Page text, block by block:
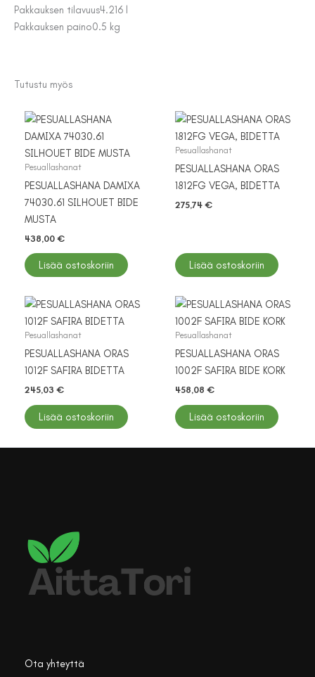
Pakkauksen tilavuus4.216 l
Pakkauksen paino0.5 kg
Tutustu myös
Pesuallashanat
PESUALLASHANA DAMIXA
74030.61 SILHOUET BIDE
MUSTA
438,00 €
Lisää ostoskoriin
Pesuallashanat
PESUALLASHANA ORAS
1812FG VEGA, BIDETTA
275,74 €
Lisää ostoskoriin
Pesuallashanat
PESUALLASHANA ORAS
1012F SAFIRA BIDETTA
245,03 €
Lisää ostoskoriin
Pesuallashanat
PESUALLASHANA ORAS
1002F SAFIRA BIDE KORK
458,08 €
Lisää ostoskoriin
Ota yhteyttä